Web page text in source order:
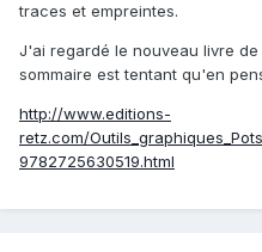
traces et empreintes.
J'ai regardé le nouveau livre
sommaire est tentant qu'en
http://www.editions-
retz.com/
9782725630519.html